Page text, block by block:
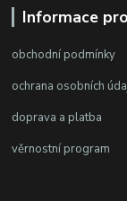
Informace
obchodní podmínky
ochrana osobních
doprava a platba
věrnostní program